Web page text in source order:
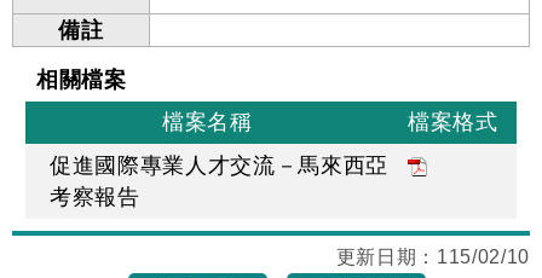
備註
相關檔案
檔案名稱
檔案格式
促進國際專業人才交流－馬來西亞
考察報告
更新日期： 115/02/10